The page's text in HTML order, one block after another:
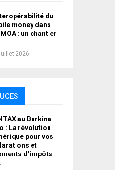
du
money dans
: un chantier
2026
au Burkina
: La révolution
pour vos
et
d’impôts